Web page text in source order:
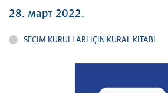
28. март 2022.
SEÇİM KURULLARI İÇİN KURAL KİTABI